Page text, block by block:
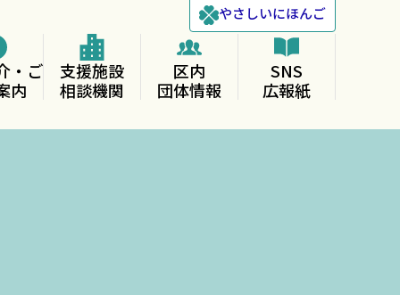
やさしいにほんご
・ご
内
支援施設
相談機関
区内
団体情報
SNS
広報紙